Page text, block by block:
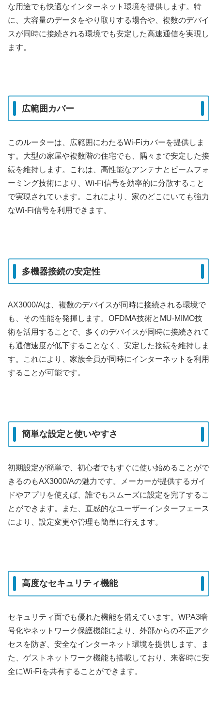
な用途でも快適なインターネット環境を提供します。特
に、大容量のデータをやり取りする場合や、複数のデバイ
スが同時に接続される環境でも安定した高速通信を実現し
ます。
広範囲カバー
このルーターは、広範囲にわたるWi-Fiカバーを提供しま
す。大型の家屋や複数階の住宅でも、隅々まで安定した接
続を維持します。これは、高性能なアンテナとビームフォ
ーミング技術により、Wi-Fi信号を効率的に分散すること
で実現されています。これにより、家のどこにいても強力
なWi-Fi信号を利用できます。
多機器接続の安定性
AX3000/Aは、複数のデバイスが同時に接続される環境で
も、その性能を発揮します。OFDMA技術とMU-MIMO技
術を活用することで、多くのデバイスが同時に接続されて
も通信速度が低下することなく、安定した接続を維持しま
す。これにより、家族全員が同時にインターネットを利用
することが可能です。
簡単な設定と使いやすさ
初期設定が簡単で、初心者でもすぐに使い始めることがで
きるのもAX3000/Aの魅力です。メーカーが提供するガイ
ドやアプリを使えば、誰でもスムーズに設定を完了するこ
とができます。また、直感的なユーザーインターフェース
により、設定変更や管理も簡単に行えます。
高度なセキュリティ機能
セキュリティ面でも優れた機能を備えています。WPA3暗
号化やネットワーク保護機能により、外部からの不正アク
セスを防ぎ、安全なインターネット環境を提供します。ま
た、ゲストネットワーク機能も搭載しており、来客時に安
全にWi-Fiを共有することができます。